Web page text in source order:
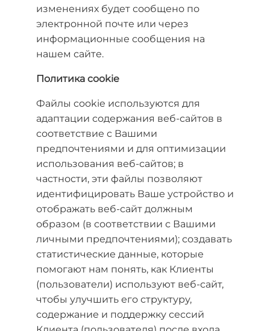
изменениях будет сообщено по
электронной почте или через
информационные сообщения на
нашем сайте.
Политика cookie
Файлы cookie используются для
адаптации содержания веб-сайтов в
соответствие с Вашими
предпочтениями и для оптимизации
использования веб-сайтов; в
частности, эти файлы позволяют
идентифицировать Ваше устройство и
отображать веб-сайт должным
образом (в соответствии с Вашими
личными предпочтениями); создавать
статистические данные, которые
помогают нам понять, как Клиенты
(пользователи) используют веб-сайт,
чтобы улучшить его структуру,
содержание и поддержку сессий